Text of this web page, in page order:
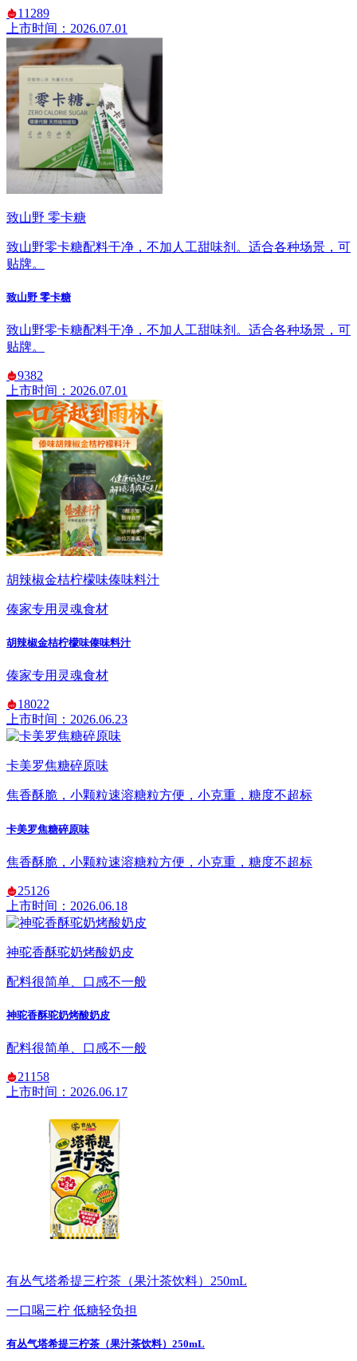
11289
上市时间：2026.07.01
致山野 零卡糖
致山野零卡糖配料干净，不加人工甜味剂。适合各种场景，可
贴牌。
致山野 零卡糖
致山野零卡糖配料干净，不加人工甜味剂。适合各种场景，可
贴牌。
9382
上市时间：2026.07.01
胡辣椒金桔柠檬味傣味料汁
傣家专用灵魂食材
胡辣椒金桔柠檬味傣味料汁
傣家专用灵魂食材
18022
上市时间：2026.06.23
卡美罗焦糖碎原味
焦香酥脆，小颗粒速溶糖粒方便，小克重，糖度不超标
卡美罗焦糖碎原味
焦香酥脆，小颗粒速溶糖粒方便，小克重，糖度不超标
25126
上市时间：2026.06.18
神驼香酥驼奶烤酸奶皮
配料很简单、口感不一般
神驼香酥驼奶烤酸奶皮
配料很简单、口感不一般
21158
上市时间：2026.06.17
有丛气塔希提三柠茶（果汁茶饮料）250mL
一口喝三柠 低糖轻负担
有丛气塔希提三柠茶（果汁茶饮料）250mL